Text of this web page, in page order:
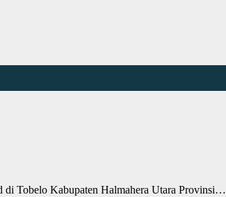
Tobelo Kabupaten Halmahera Utara Provinsi…